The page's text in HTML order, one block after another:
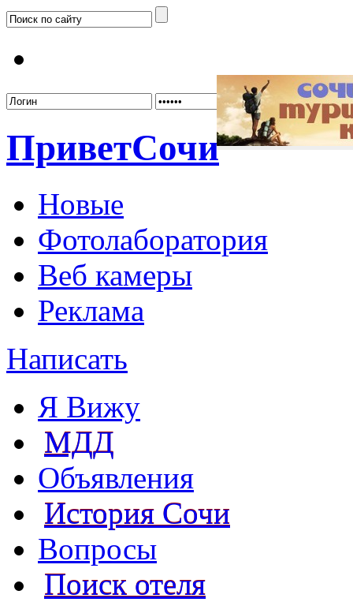
ПриветСочи
Новые
Фотолаборатория
Веб камеры
Реклама
Написать
Я Вижу
МДД
Объявления
История Сочи
Вопросы
Поиск отеля